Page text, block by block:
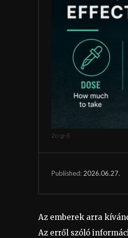
2c-g-5
Published: 2026.06.27.
Az emberek arra
Az erről szóló